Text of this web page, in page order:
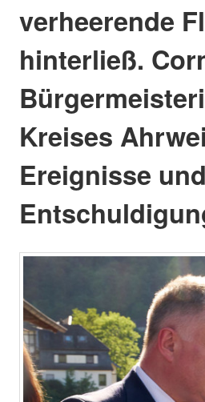
verheerende
hinterließ.
Kreises
Ereignisse